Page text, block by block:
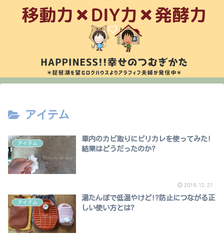
アイテム
アイテム
車内のカビ取りにピリカレを使ってみた!
結果はどうだったのか?
2019.12.21
アイテム
湯たんぽで低温やけど!?防止につながる正
しい使い方とは?